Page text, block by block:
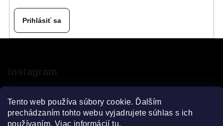
Tento web používa súbory cookie. Ďalším
prechádzaním tohto webu vyjadrujete súhlas s ich
používaním. Viac informáciítu.
Prihlásiť sa
ä